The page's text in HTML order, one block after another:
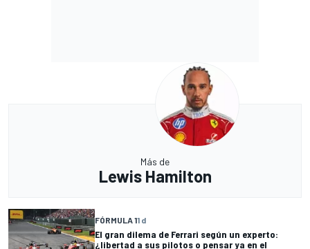
Más de
Lewis Hamilton
FÓRMULA 11 d
El gran dilema de Ferrari según un experto:
¿libertad a sus pilotos o pensar ya en el